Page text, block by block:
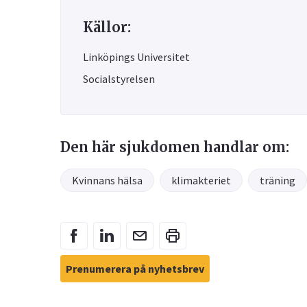
Källor:
Linköpings Universitet
Socialstyrelsen
Den här sjukdomen handlar om:
Kvinnans hälsa klimakteriet träning
Prenumerera på nyhetsbrev